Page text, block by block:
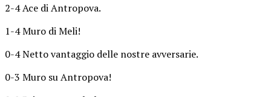
2-4 Ace di Antropova.
1-4 Muro di Meli!
0-4 Netto vantaggio delle nostre avversarie.
0-3 Muro su Antropova!